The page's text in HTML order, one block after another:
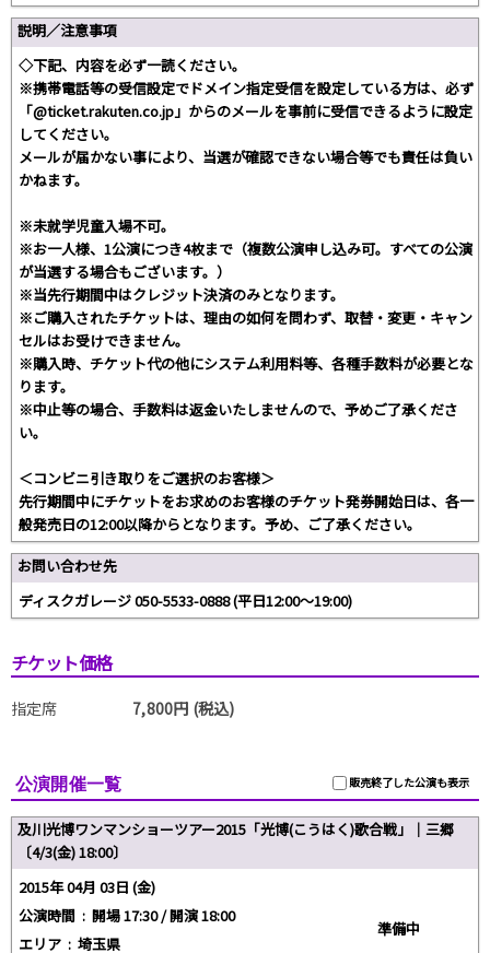
説明／注意事項
◇下記、内容を必ず一読ください。
※携帯電話等の受信設定でドメイン指定受信を設定している方は、必ず
「@ticket.rakuten.co.jp」からのメールを事前に受信できるように設定
してください。
メールが届かない事により、当選が確認できない場合等でも責任は負い
かねます。
※未就学児童入場不可。
※お一人様、1公演につき4枚まで（複数公演申し込み可。すべての公演
が当選する場合もございます。）
※当先行期間中はクレジット決済のみとなります。
※ご購入されたチケットは、理由の如何を問わず、取替・変更・キャン
セルはお受けできません。
※購入時、チケット代の他にシステム利用料等、各種手数料が必要とな
ります。
※中止等の場合、手数料は返金いたしませんので、予めご了承くださ
い。
＜コンビニ引き取りをご選択のお客様＞
先行期間中にチケットをお求めのお客様のチケット発券開始日は、各一
般発売日の12:00以降からとなります。予め、ご了承ください。
お問い合わせ先
ディスクガレージ 050-5533-0888 (平日12:00～19:00)
チケット価格
指定席 7,800円 (税込)
販売終了した公演も表示
公演開催一覧
及川光博ワンマンショーツアー2015「光博(こうはく)歌合戦」｜三郷
〔4/3(金) 18:00〕
2015年 04月 03日 (金)
公演時間 : 開場 17:30 / 開演 18:00
エリア : 埼玉県
準備中